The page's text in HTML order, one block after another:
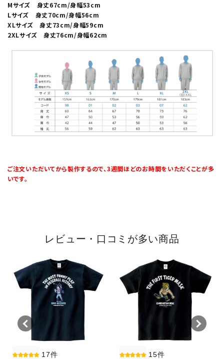
Mサイズ 身丈67cm/身幅53cm
Lサイズ 身丈70cm/身幅56cm
XLサイズ 身丈73cm/身幅59cm
2XLサイズ 身丈76cm/身幅62cm
ご注文いただいてから製作するので、3週間ほどのお時間をいただくことが多
いです。
レビュー・口コミが多い商品
17件
15件